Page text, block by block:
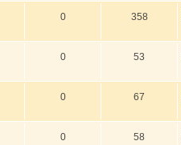
0 358
0 53
0 67
0 58